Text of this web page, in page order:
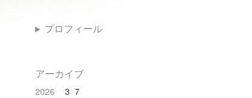
プロフィール
アーカイブ
2026 3 7